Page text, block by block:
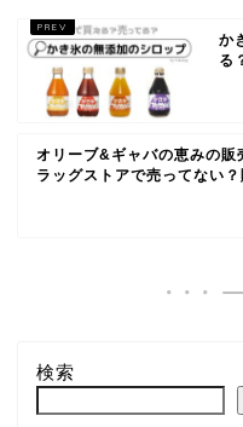
か
る
オリーブ&ギャバの恵みの販
ラッグストアで売ってない
検索